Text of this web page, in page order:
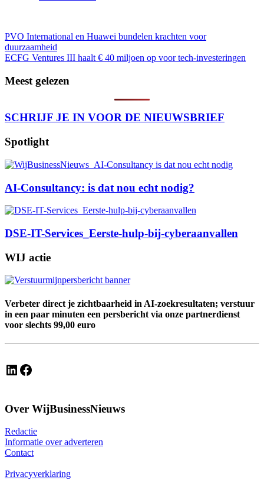
Bericht
navigatie
PVO International en Huawei bundelen krachten voor
duurzaamheid
ECFG Ventures III haalt € 40 miljoen op voor tech-investeringen
Meest gelezen
SCHRIJF JE IN VOOR DE NIEUWSBRIEF
Spotlight
AI-Consultancy: is dat nou echt nodig?
DSE-IT-Services_Eerste-hulp-bij-cyberaanvallen
WIJ actie
Verbeter direct je zichtbaarheid in AI-zoekresultaten; verstuur
in een paar minuten een persbericht via onze partnerdienst
voor slechts 99,00 euro
LinkedIn Facebook
Over WijBusinessNieuws
Redactie
Informatie over adverteren
Contact
Privacyverklaring